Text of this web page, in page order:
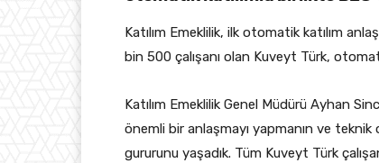
Katılım Emeklilik, ilk otomatik katılım
bin 500 çalışanı olan Kuveyt Türk,
Katılım Emeklilik Genel Müdürü Ayhan
önemli bir anlaşmayı yapmanın ve
gururunu yaşadık. Tüm Kuveyt Türk